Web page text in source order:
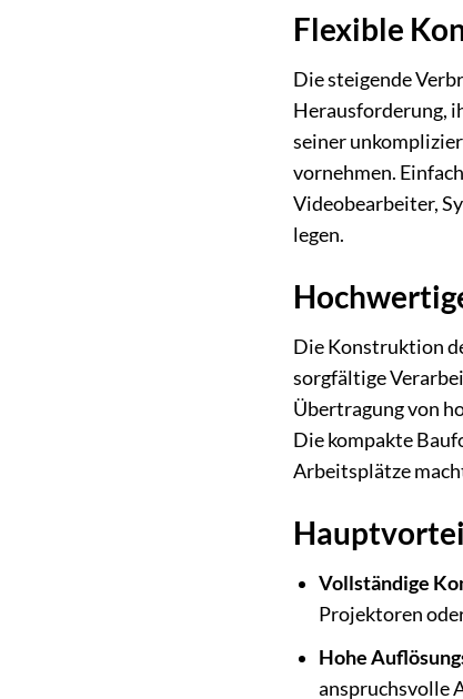
Flexible
Die steigende
Herausforderung,
seiner
vornehmen.
Videobearbeiter,
legen.
Die Konstruktion
sorgfältige
Übertragung von
Die kompakte
Arbeitsplätze
Vollständige
Projektoren
Hohe
anspruchsvolle